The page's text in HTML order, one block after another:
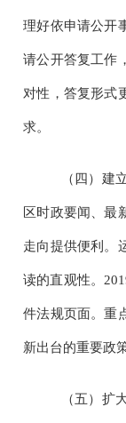
理好依申请公开
请公开答复工作
对性，答复形式
求。
（四）建
区时政要闻、最
走向提供便利。
读的直观性。
件法规页面。重
新出台的重要政
（五）扩